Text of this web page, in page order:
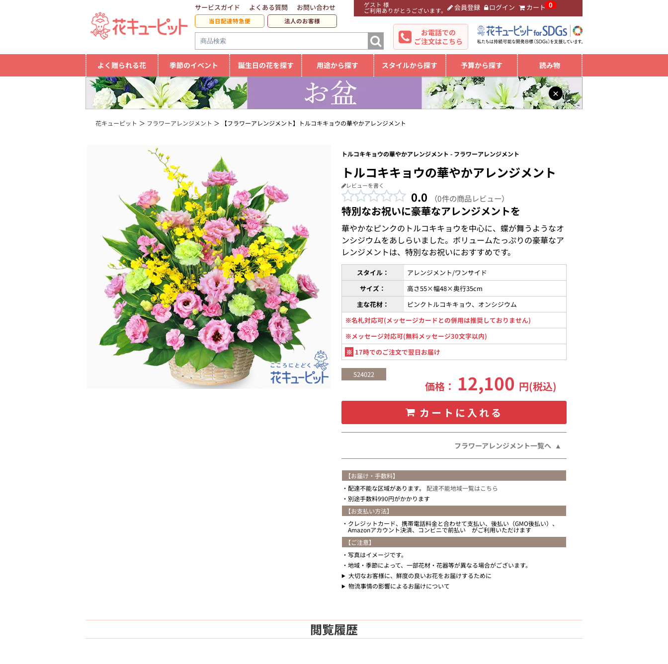
ゲスト 様
ご利用ありがとうございます。 会員登録 ログイン カート 0
サービスガイド よくある質問 お問い合わせ
当日配達特急便 法人のお客様
お電話での
ご注文はこちら
よく贈られる花 季節のイベント 誕生日の花を探す 用途から探す スタイルから探す 予算から探す 読み物
×
花キューピット フラワーアレンジメント 【フラワーアレンジメント】トルコキキョウの華やかアレンジメント
トルコキキョウの華やかアレンジメント - フラワーアレンジメント
トルコキキョウの華やかアレンジメント
レビューを書く
0.0 （0件の商品レビュー）
特別なお祝いに豪華なアレンジメントを
華やかなピンクのトルコキキョウを中心に、蝶が舞うようなオ
ンシジウムをあしらいました。ボリュームたっぷりの豪華なア
レンジメントは、特別なお祝いにおすすめです。
スタイル：
アレンジメント/ワンサイド
サイズ：
高さ55×幅48×奥行35cm
主な花材：
ピンクトルコキキョウ、オンシジウム
※名札対応可(メッセージカードとの併用は推奨しておりません)
※メッセージ対応可(無料メッセージ30文字以内)
※ 17時でのご注文で翌日お届け
524022
価格： 12,100 円(税込)
カートに入れる
フラワーアレンジメント一覧へ
【お届け・手数料】
配達不能な区域があります。 配達不能地域一覧はこちら
別途手数料990円がかかります
【お支払い方法】
クレジットカード、携帯電話料金と合わせて支払い、後払い（GMO後払い）、
Amazonアカウント決済、コンビニで前払い がご利用いただけます
【ご注意】
写真はイメージです。
地域・季節によって、一部花材・花器等が異なる場合がございます。
大切なお客様に、鮮度の良いお花をお届けするために
物流事情の影響によるお届けについて
閲覧履歴